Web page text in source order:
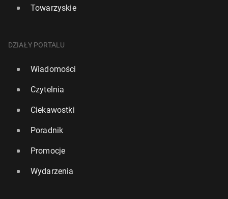
Towarzyskie
DZIAŁY PORTALU
Wiadomości
Czytelnia
Ciekawostki
Poradnik
Promocje
Wydarzenia